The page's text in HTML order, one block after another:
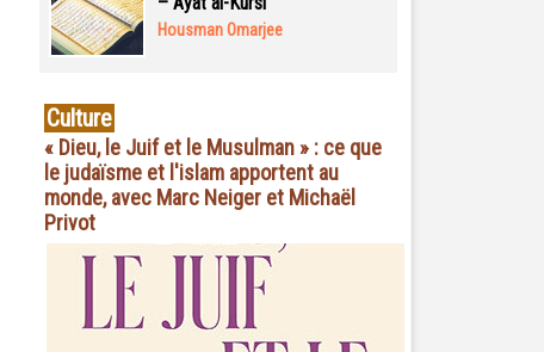
Housman Omarjee
Culture
« Dieu, le Juif et le Musulman » : ce que
le judaïsme et l'islam apportent au
monde, avec Marc Neiger et Michaël
Privot